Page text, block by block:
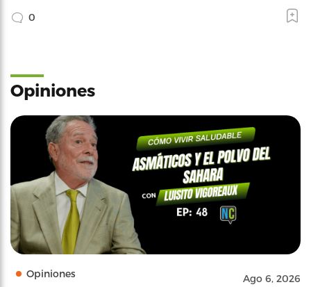
0
Opiniones
Opiniones Ago 6, 2026